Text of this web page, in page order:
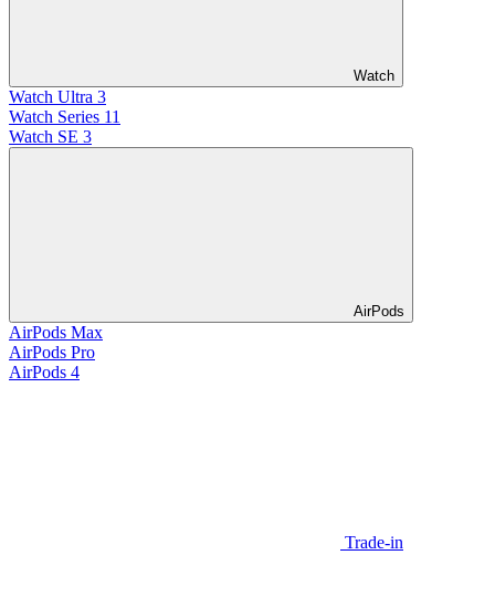
Watch
Watch Ultra 3
Watch Series 11
Watch SE 3
AirPods
AirPods Max
AirPods Pro
AirPods 4
Trade-in